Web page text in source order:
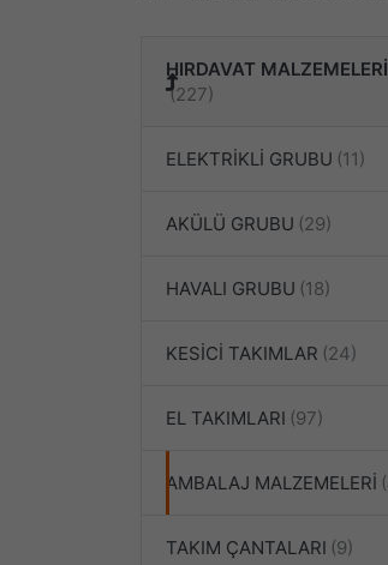
HIRDAVAT MALZEMELERİ
ELEKTRİKLİ GRUBU
AKÜLÜ GRUBU
HAVALI GRUBU
KESİCİ TAKIMLAR
EL TAKIMLARI
AMBALAJ MALZEMELERİ
TAKIM ÇANTALARI